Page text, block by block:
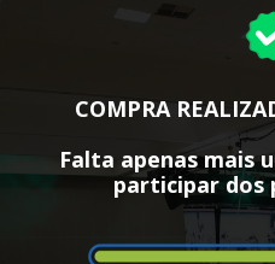
COMPRA
Falta apenas mais
participar dos